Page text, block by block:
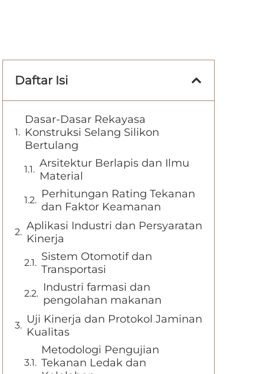
Daftar Isi
Dasar-Dasar Rekayasa
Konstruksi Selang Silikon
Bertulang
Arsitektur Berlapis dan Ilmu
Material
Perhitungan Rating Tekanan
dan Faktor Keamanan
Aplikasi Industri dan Persyaratan
Kinerja
Sistem Otomotif dan
Transportasi
Industri farmasi dan
pengolahan makanan
Uji Kinerja dan Protokol Jaminan
Kualitas
Metodologi Pengujian
Tekanan Ledak dan